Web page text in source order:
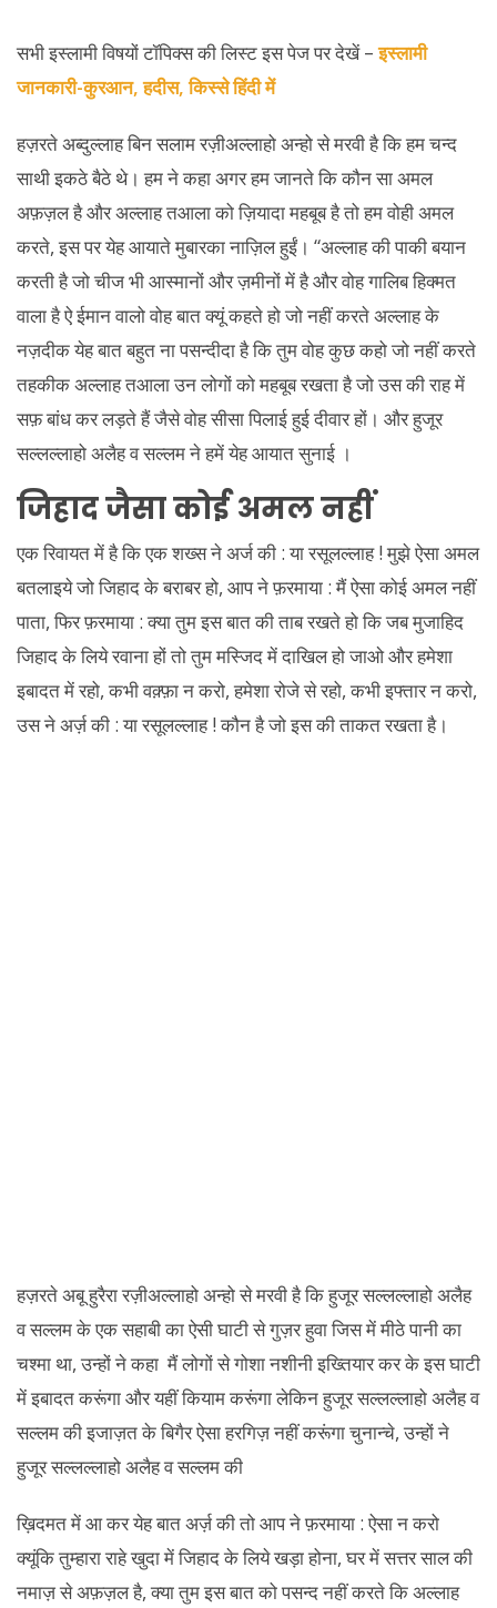
सभी इस्लामी विषयों टॉपिक्स की लिस्ट इस पेज पर देखें – इस्लामी
जानकारी-कुरआन, हदीस, किस्से हिंदी में
हज़रते अब्दुल्लाह बिन सलाम रज़ीअल्लाहो अन्हो से मरवी है कि हम चन्द
साथी इकठे बैठे थे। हम ने कहा अगर हम जानते कि कौन सा अमल
अफ़ज़ल है और अल्लाह तआला को ज़ियादा महबूब है तो हम वोही अमल
करते, इस पर येह आयाते मुबारका नाज़िल हुईं। “अल्लाह की पाकी बयान
करती है जो चीज भी आस्मानों और ज़मीनों में है और वोह गालिब हिक्मत
वाला है ऐ ईमान वालो वोह बात क्यूं कहते हो जो नहीं करते अल्लाह के
नज़दीक येह बात बहुत ना पसन्दीदा है कि तुम वोह कुछ कहो जो नहीं करते
तहकीक अल्लाह तआला उन लोगों को महबूब रखता है जो उस की राह में
सफ़ बांध कर लड़ते हैं जैसे वोह सीसा पिलाई हुई दीवार हों। और हुजूर
सल्लल्लाहो अलैह व सल्लम ने हमें येह आयात सुनाई ।
जिहाद जैसा कोई अमल नहीं
एक रिवायत में है कि एक शख्स ने अर्ज की : या रसूलल्लाह ! मुझे ऐसा अमल
बतलाइये जो जिहाद के बराबर हो, आप ने फ़रमाया : मैं ऐसा कोई अमल नहीं
पाता, फिर फ़रमाया : क्या तुम इस बात की ताब रखते हो कि जब मुजाहिद
जिहाद के लिये रवाना हों तो तुम मस्जिद में दाखिल हो जाओ और हमेशा
इबादत में रहो, कभी वक़्फ़ा न करो, हमेशा रोजे से रहो, कभी इफ्तार न करो,
उस ने अर्ज़ की : या रसूलल्लाह ! कौन है जो इस की ताकत रखता है।
हज़रते अबू हुरैरा रज़ीअल्लाहो अन्हो से मरवी है कि हुजूर सल्लल्लाहो अलैह
व सल्लम के एक सहाबी का ऐसी घाटी से गुज़र हुवा जिस में मीठे पानी का
चश्मा था, उन्हों ने कहा मैं लोगों से गोशा नशीनी इख्तियार कर के इस घाटी
में इबादत करूंगा और यहीं कियाम करूंगा लेकिन हुजूर सल्लल्लाहो अलैह व
सल्लम की इजाज़त के बिगैर ऐसा हरगिज़ नहीं करूंगा चुनान्चे, उन्हों ने
हुजूर सल्लल्लाहो अलैह व सल्लम की
ख़िदमत में आ कर येह बात अर्ज़ की तो आप ने फ़रमाया : ऐसा न करो
क्यूंकि तुम्हारा राहे खुदा में जिहाद के लिये खड़ा होना, घर में सत्तर साल की
नमाज़ से अफ़ज़ल है, क्या तुम इस बात को पसन्द नहीं करते कि अल्लाह